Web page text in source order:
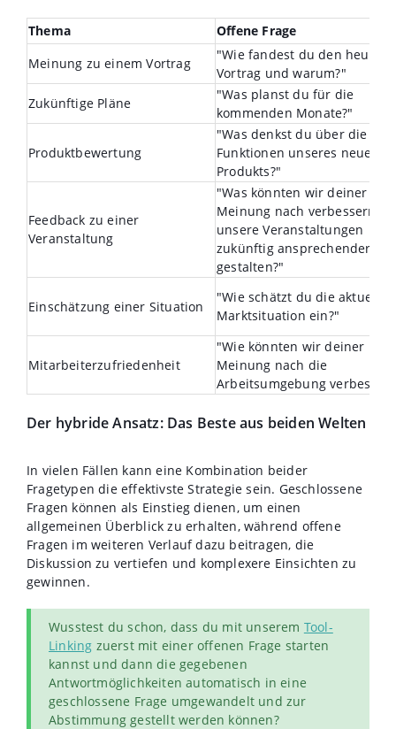
Thema
Offene Frage
Meinung zu einem Vortrag
"Wie fandest du den
Vortrag und warum?"
Zukünftige Pläne
"Was planst du für die
kommenden Monate?"
Produktbewertung
"Was denkst du über die
Funktionen unseres neuen
Produkts?"
Feedback zu einer
Veranstaltung
"Was könnten wir deiner
Meinung nach verbessern,
unsere Veranstaltungen
zukünftig ansprechender zu
gestalten?"
Einschätzung einer Situation
"Wie schätzt du die aktuelle
Marktsituation ein?"
Mitarbeiterzufriedenheit
"Wie könnten wir deiner
Meinung nach die
Arbeitsumgebung
Der hybride Ansatz: Das Beste aus beiden Welten
In vielen Fällen kann eine Kombination beider
Fragetypen die effektivste Strategie sein. Geschlossene
Fragen können als Einstieg dienen, um einen
allgemeinen Überblick zu erhalten, während offene
Fragen im weiteren Verlauf dazu beitragen, die
Diskussion zu vertiefen und komplexere Einsichten zu
gewinnen.
Wusstest du schon, dass du mit unserem Tool-
Linking zuerst mit einer offenen Frage starten
kannst und dann die gegebenen
Antwortmöglichkeiten automatisch in eine
geschlossene Frage umgewandelt und zur
Abstimmung gestellt werden können?